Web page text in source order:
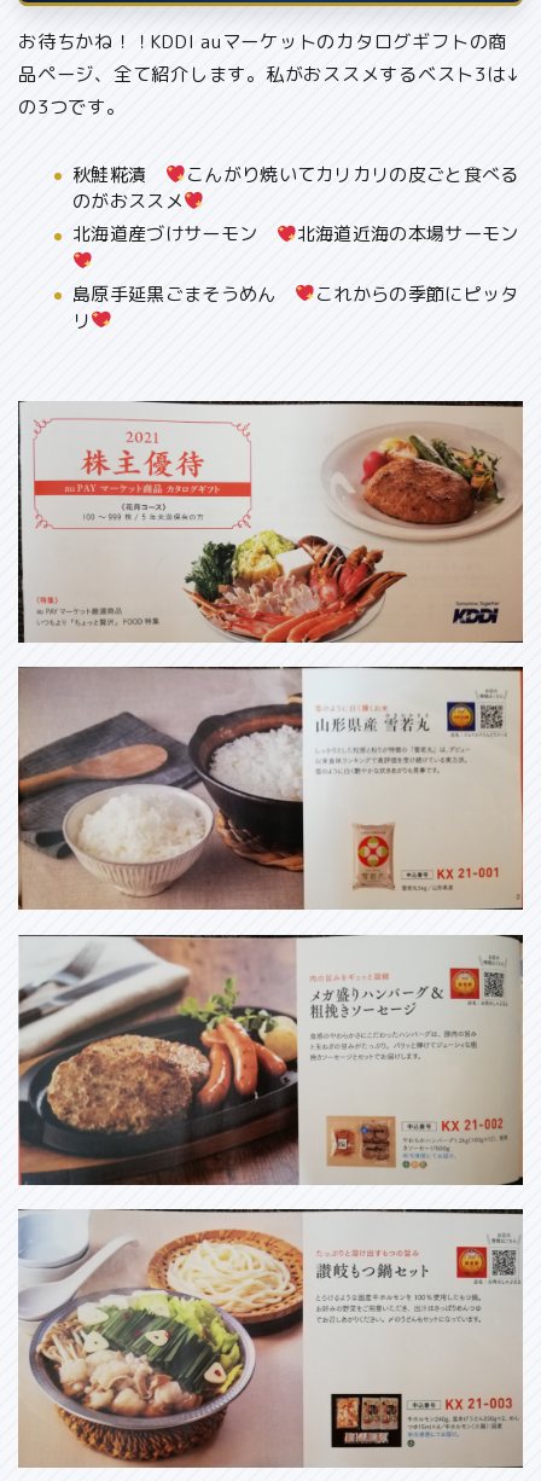
お待ちかね！！KDDI auマーケットのカタログギフトの商
品ページ、全て紹介します。私がおススメするベスト3は↓
の3つです。
秋鮭糀漬
こんがり焼いてカリカリの皮ごと食べる
のがおススメ
北海道産づけサーモン
北海道近海の本場サーモン
島原手延黒ごまそうめん
これからの季節にピッタ
リ